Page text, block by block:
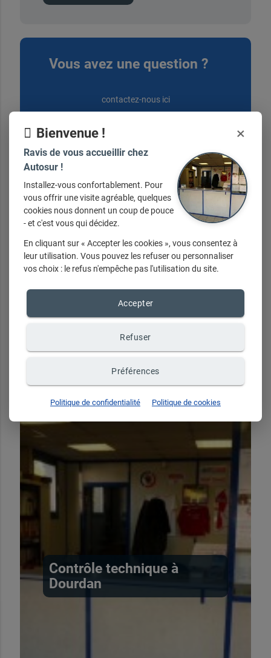
Vous avez une question ?
contactez-nous ici
Nos horaires
Du lundi au vendredi de 8h30 à 12h et de
Contrôle technique à
Dourdan
Bienvenue ! ×
Ravis de vous accueillir chez
Autosur !
Installez-vous confortablement. Pour
vous offrir une visite agréable, quelques
cookies nous donnent un coup de pouce
- et c'est vous qui décidez.
En cliquant sur « Accepter les cookies », vous consentez à
leur utilisation. Vous pouvez les refuser ou personnaliser
vos choix : le refus n'empêche pas l'utilisation du site.
Accepter
Refuser
Préférences
Politique de confidentialité Politique de cookies